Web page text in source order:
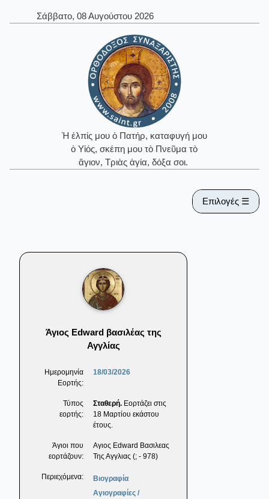
Σάββατο, 08 Αυγούστου 2026
Ἡ ἐλπίς μου ὁ Πατήρ, καταφυγή μου
ὁ Υἱός, σκέπη μου τὸ Πνεῦμα τὸ
ἅγιον, Τριὰς ἁγία, δόξα σοι.
Επιλογές ☰
Άγιος Edward βασιλέας της
Αγγλίας
Ημερομηνία
Εορτής:
18/03/2026
Τύπος
εορτής:
Σταθερή. Εορτάζει στις
18 Μαρτίου εκάστου
έτους.
Άγιοι που
εορτάζουν:
Αγιος Edward Βασιλεας
Της Αγγλιας (; - 978)
Περιεχόμενα:
Βιογραφία
Αγιογραφίες /